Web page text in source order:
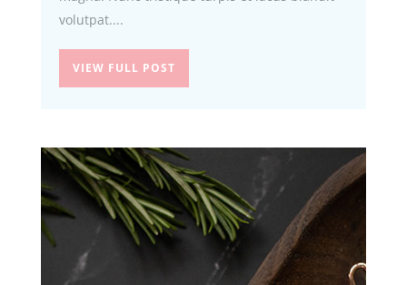
volutpat....
VIEW FULL POST